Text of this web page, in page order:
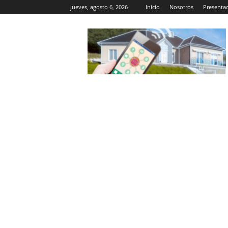
jueves, agosto 6, 2026 Inicio Nosotros
Casa
Inteligente
Wifi